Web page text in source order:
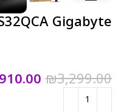
Gigabyte
₪3,299.00
910.00